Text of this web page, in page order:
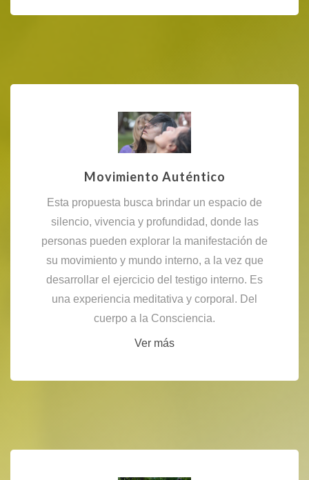
Movimiento Auténtico
Esta propuesta busca brindar un espacio de
silencio, vivencia y profundidad, donde las
personas pueden explorar la manifestación de
su movimiento y mundo interno, a la vez que
desarrollar el ejercicio del testigo interno. Es
una experiencia meditativa y corporal. Del
cuerpo a la Consciencia.
Ver más